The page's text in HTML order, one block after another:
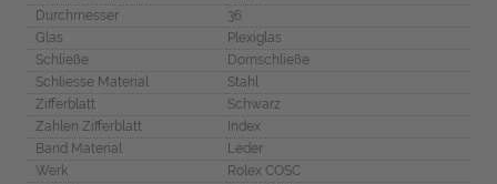
Durchmesser
36
Glas
Plexiglas
Schließe
Dornschließe
Schliesse Material
Stahl
Zifferblatt
Schwarz
Zahlen Zifferblatt
Index
Band Material
Leder
Werk
Rolex COSC